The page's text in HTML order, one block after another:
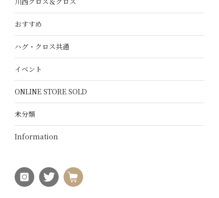
おすすめ
ハグ・クロス共通
イベント
ONLINE STORE SOLD
未分類
Information